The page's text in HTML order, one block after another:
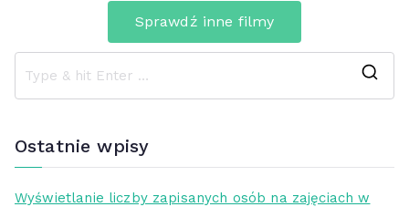
Sprawdź inne filmy
Ostatnie wpisy
Wyświetlanie liczby zapisanych osób na zajęciach w